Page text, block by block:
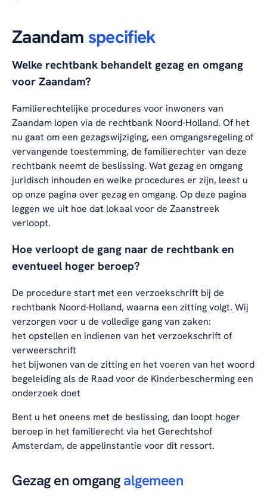
Zaandam specifiek
Welke rechtbank behandelt gezag en omgang
voor Zaandam?
Familierechtelijke procedures voor inwoners van
Zaandam lopen via de rechtbank Noord-Holland. Of het
nu gaat om een gezagswijziging, een omgangsregeling of
vervangende toestemming, de familierechter van deze
rechtbank neemt de beslissing. Wat gezag en omgang
juridisch inhouden en welke procedures er zijn, leest u
op onze pagina over gezag en omgang. Op deze pagina
leggen we uit hoe dat lokaal voor de Zaanstreek
verloopt.
Hoe verloopt de gang naar de rechtbank en
eventueel hoger beroep?
De procedure start met een verzoekschrift bij de
rechtbank Noord-Holland, waarna een zitting volgt. Wij
verzorgen voor u de volledige gang van zaken:
het opstellen en indienen van het verzoekschrift of
verweerschrift
het bijwonen van de zitting en het voeren van het woord
begeleiding als de Raad voor de Kinderbescherming een
onderzoek doet
Bent u het oneens met de beslissing, dan loopt hoger
beroep in het familierecht via het Gerechtshof
Amsterdam, de appelinstantie voor dit ressort.
Gezag en omgangalgemeen